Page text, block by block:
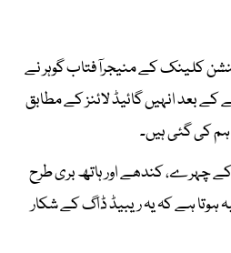
کلینک کے منیجرآفتاب گوہر نے
کے بعد انہیں گائیڈ لائنز کے مطابق
کی گئی ہیں۔
کے چہرے، کندھے اور ہاتھ بری طرح
ہے کہ یہ ریبیڈ ڈاگ کے شکار